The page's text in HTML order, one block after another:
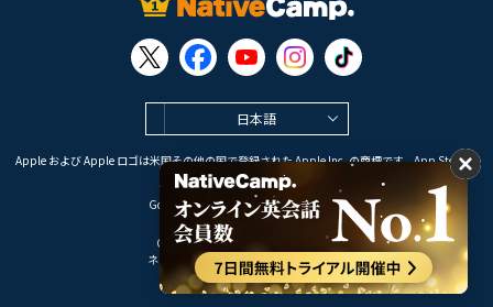
日本語
Apple および Apple ロゴは米国その他の国で登録された Apple Inc. の商標です。App Store は
Apple Inc. のサービスマークです。
Google Play は Google LLC の商標です。
Copyright © 2026 オンライン英会話
ネイティブキャンプ All Rights Reserved.